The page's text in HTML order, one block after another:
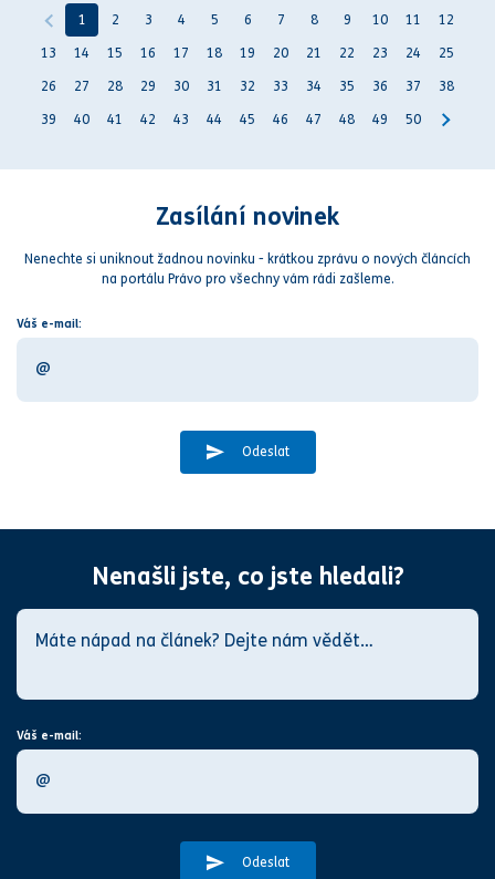
1 2 3 4 5 6 7 8 9 10 11 12
13 14 15 16 17 18 19 20 21 22 23 24 25
26 27 28 29 30 31 32 33 34 35 36 37 38
39 40 41 42 43 44 45 46 47 48 49 50
Zasílání novinek
Nenechte si uniknout žadnou novinku - krátkou zprávu o nových článcích
na portálu Právo pro všechny vám rádi zašleme.
Váš e-mail:
Odeslat
Nenašli jste, co jste hledali?
Váš e-mail:
Odeslat